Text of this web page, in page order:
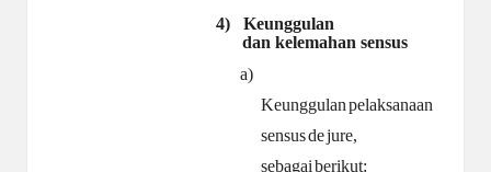
4)
Keunggulan
dan kelemahan sensus
a)
Keunggulanpelaksanaan
sensusdejure,
sebagaiberikut: